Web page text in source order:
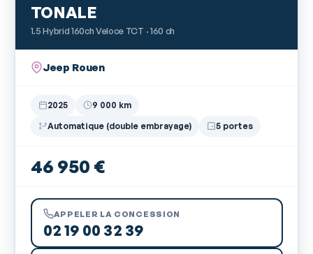
TONALE
1.5 Hybrid 160ch Veloce TCT · 160 ch
Jeep Rouen
2025
9 000 km
Automatique (double embrayage)
5 portes
46 950 €
APPELER LA CONCESSION
02 19 00 32 39